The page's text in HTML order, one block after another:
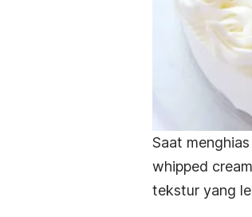
Saat
whipped cream
tekstur yang